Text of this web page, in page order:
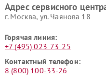
Адрес сервисного
г. Москва, ул. Чаянова 18
Горячая линия:
+7 (495) 023-73-25
Контактный телефон:
8 (800) 100-33-26